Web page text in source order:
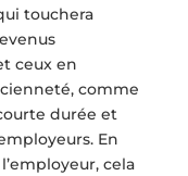
touchera
ceux en
comme
durée et
En
cela